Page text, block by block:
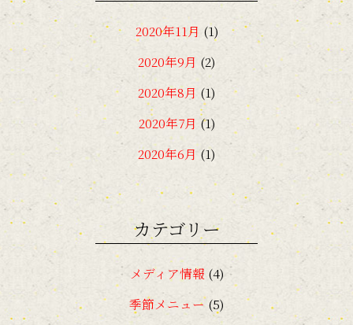
2020年11月 (1)
2020年9月 (2)
2020年8月 (1)
2020年7月 (1)
2020年6月 (1)
2018年11月
(1)
2018年4月(1)
2018年2月(1)
2018年1月(1)
カテゴリー
メディア情報 (4)
季節メニュー(5)